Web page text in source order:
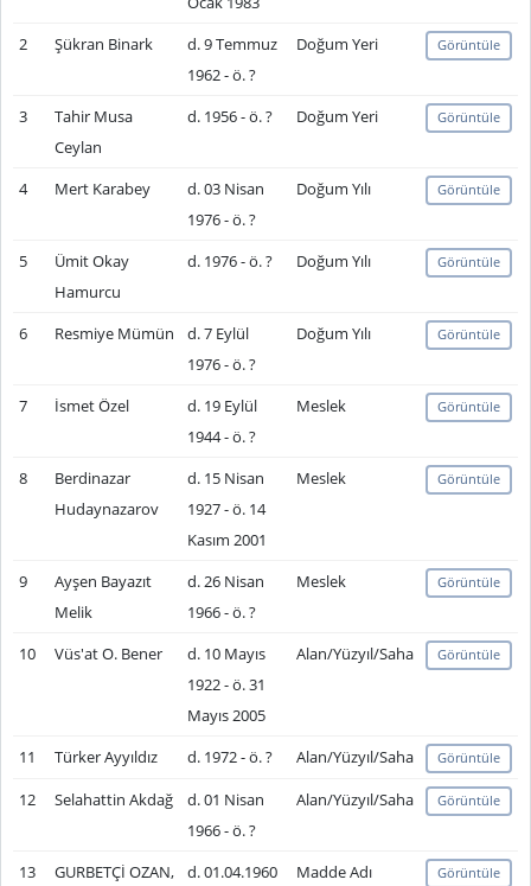
2 Şükran Binark
d. 9 Temmuz
1962 - ö. ?
Doğum Yeri Görüntüle
3
Tahir Musa
Ceylan
d. 1956 - ö. ? Doğum Yeri Görüntüle
4 Mert Karabey
d. 03 Nisan
1976 - ö. ?
Doğum Yılı Görüntüle
5
Ümit Okay
Hamurcu
d. 1976 - ö. ? Doğum Yılı Görüntüle
6 Resmiye Mümün
d. 7 Eylül
1976 - ö. ?
Doğum Yılı Görüntüle
7 İsmet Özel
d. 19 Eylül
1944 - ö. ?
Meslek Görüntüle
8
Berdinazar
Hudaynazarov
d. 15 Nisan
1927 - ö. 14
Kasım 2001
Meslek Görüntüle
9
Ayşen Bayazıt
Melik
d. 26 Nisan
1966 - ö. ?
Meslek Görüntüle
10 Vüs'at O. Bener
d. 10 Mayıs
1922 - ö. 31
Mayıs 2005
Alan/Yüzyıl/Saha Görüntüle
11 Türker Ayyıldız d. 1972 - ö. ? Alan/Yüzyıl/Saha Görüntüle
12 Selahattin Akdağ
d. 01 Nisan
1966 - ö. ?
Alan/Yüzyıl/Saha Görüntüle
13
GURBETÇİ OZAN,
d. 01.04.1960
Madde Adı Görüntüle